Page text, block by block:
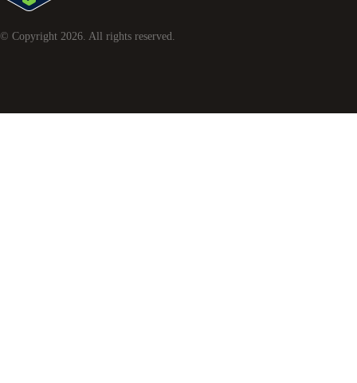
© Copyright 2026 . All rights reserved.